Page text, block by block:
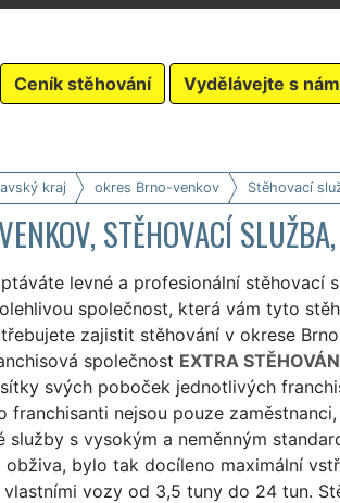
Ceník stěhování Vydělávejte s
kraj okres Brno-venkov Stěhovací
STĚHOVACÍ
levné a profesionální stěhovací
společnost, která vám tyto
zajistit stěhování v okrese
společnost EXTRA
svých poboček jednotlivých
franchisanti nejsou pouze
služby s vysokým a neměnným
obživa, bylo tak docíleno maximální
vlastními vozy od 3,5 tuny do 24 tun.